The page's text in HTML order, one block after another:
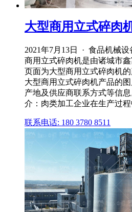
大型商用立式碎肉
2021年7月13日 · 食品机械
商用立式碎肉机是由诸城市
页面为大型商用立式碎肉机
大型商用立式碎肉机产品的
产地及供应商联系方式等信
介：肉类加工企业在生产过
联系电话: 180 3780 8511